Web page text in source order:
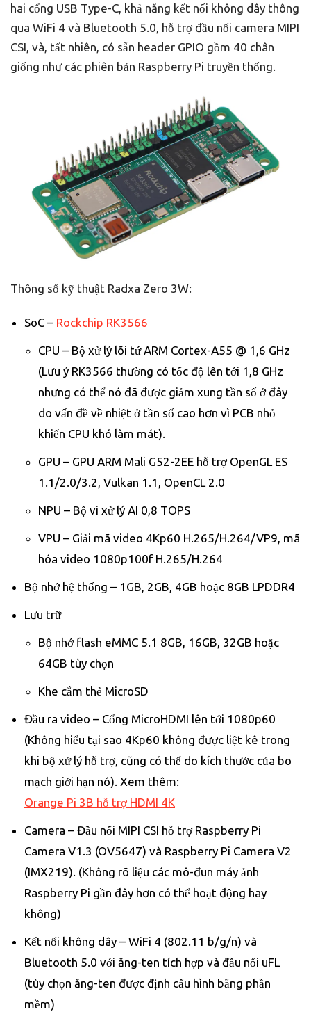
hai cổng USB Type-C, khả năng kết nối không dây thông
qua WiFi 4 và Bluetooth 5.0, hỗ trợ đầu nối camera MIPI
CSI, và, tất nhiên, có sẵn header GPIO gồm 40 chân
giống như các phiên bản Raspberry Pi truyền thống.
Thông số kỹ thuật Radxa Zero 3W:
SoC – Rockchip RK3566
CPU – Bộ xử lý lõi tứ ARM Cortex-A55 @ 1,6 GHz
(Lưu ý RK3566 thường có tốc độ lên tới 1,8 GHz
nhưng có thể nó đã được giảm xung tần số ở đây
do vấn đề về nhiệt ở tần số cao hơn vì PCB nhỏ
khiến CPU khó làm mát).
GPU – GPU ARM Mali G52-2EE hỗ trợ OpenGL ES
1.1/2.0/3.2, Vulkan 1.1, OpenCL 2.0
NPU – Bộ vi xử lý AI 0,8 TOPS
VPU – Giải mã video 4Kp60 H.265/H.264/VP9, mã
hóa video 1080p100f H.265/H.264
Bộ nhớ hệ thống – 1GB, 2GB, 4GB hoặc 8GB LPDDR4
Lưu trữ
Bộ nhớ flash eMMC 5.1 8GB, 16GB, 32GB hoặc
64GB tùy chọn
Khe cắm thẻ MicroSD
Đầu ra video – Cổng MicroHDMI lên tới 1080p60
(Không hiểu tại sao 4Kp60 không được liệt kê trong
khi bộ xử lý hỗ trợ, cũng có thể do kích thước của bo
mạch giới hạn nó). Xem thêm:
Orange Pi 3B hỗ trợ HDMI 4K
Camera – Đầu nối MIPI CSI hỗ trợ Raspberry Pi
Camera V1.3 (OV5647) và Raspberry Pi Camera V2
(IMX219). (Không rõ liệu các mô-đun máy ảnh
Raspberry Pi gần đây hơn có thể hoạt động hay
không)
Kết nối không dây – WiFi 4 (802.11 b/g/n) và
Bluetooth 5.0 với ăng-ten tích hợp và đầu nối uFL
(tùy chọn ăng-ten được định cấu hình bằng phần
mềm)